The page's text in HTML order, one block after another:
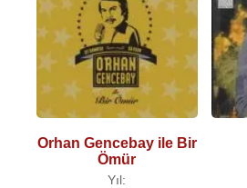
Orhan Gencebay ile Bir
Ömür
Yıl: